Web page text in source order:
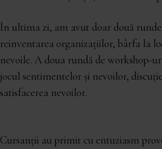
În ultima zi, am avut doar două
reinventarea organizațiilor, bârfa la
nevoile. A doua rundă de workshop-
jocul sentimentelor și nevoilor,
satisfacerea nevoilor.
Cursanții au primit cu entuziasm